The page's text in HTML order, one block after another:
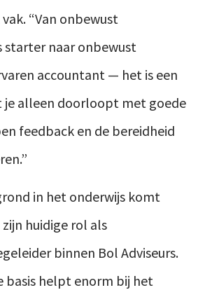
“Van onbewust
starter naar onbewust
accountant — het is een
je alleen doorloopt met goede
feedback en de bereidheid
in het onderwijs komt
huidige rol als
binnen Bol Adviseurs.
basis helpt enorm bij het